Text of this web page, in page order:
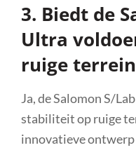
3. Biedt de
Ultra
ruige
Ja, de Salomon S/
stabiliteit op ruige
innovatieve ontwerp